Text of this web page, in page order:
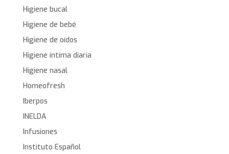
Higiene bucal
Higiene de bebé
Higiene de oídos
Higiene íntima diaria
Higiene nasal
Homeofresh
Iberpos
INELDA
Infusiones
Instituto Español